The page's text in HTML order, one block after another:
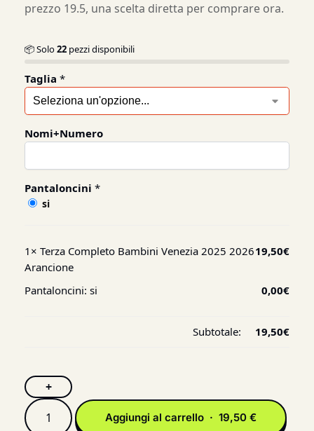
prezzo 19.5, una scelta diretta per comprare ora.
📦 Solo22 pezzi disponibili
Taglia *
Nomi+Numero
Pantaloncini *
si
1× Terza Completo Bambini Venezia 2025 2026
Arancione
19,50€
Pantaloncini: si 0,00€
Subtotale: 19,50€
+
Aggiungi al carrello · 19,50 €